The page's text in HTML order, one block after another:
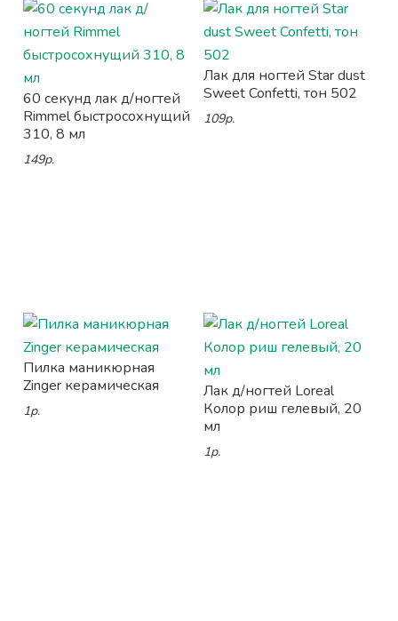
60 секунд лак д/ногтей
Rimmel быстросохнущий
310, 8 мл
149р.
Лак для ногтей Star dust
Sweet Confetti, тон 502
109р.
Пилка маникюрная
Zinger керамическая
1р.
Лак д/ногтей Loreal
Колор риш гелевый, 20
мл
1р.